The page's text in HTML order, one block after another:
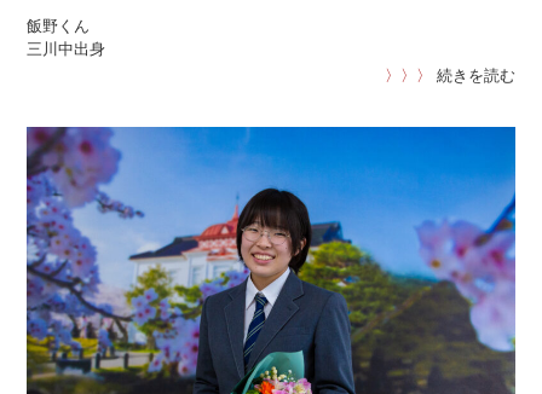
飯野くん
三川中出身
〉〉〉
続きを読む